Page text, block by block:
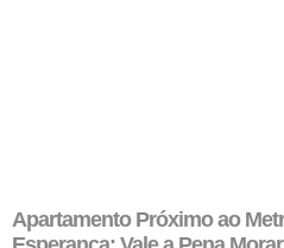
Apartamento Próximo ao